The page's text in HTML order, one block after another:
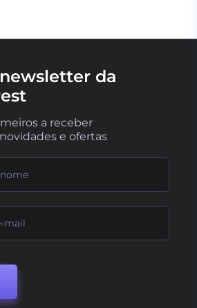
da
a receber
e ofertas